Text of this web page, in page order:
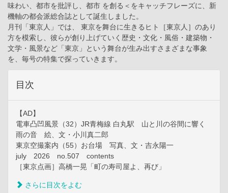
味わい、都市を批評し、都市 を創る＜をキャッチフレーズに、新
機軸の都会派総合誌として誕生しました。
月刊「東京人」では、 東京を舞台に生きるヒト［東京人］のあり
方を模索し、彼らが創り上げていく歴史・文化・風俗・建築物・
文学・風景など「東京」という舞台が生み出すさまざまな事象
を、毎号の特集で探っていきます。
目次
【AD】
電車凸凹風景（32）JR青梅線 白丸駅 山と川の谷間に響く
雨の音 絵、文・小川真二郎
東京空撮案内（55）お台場 写真、文・吉永陽一
july 2026 no.507 contents
［東京点画］高橋一晃「町の寿司屋よ、再び」
さらに目次をよむ